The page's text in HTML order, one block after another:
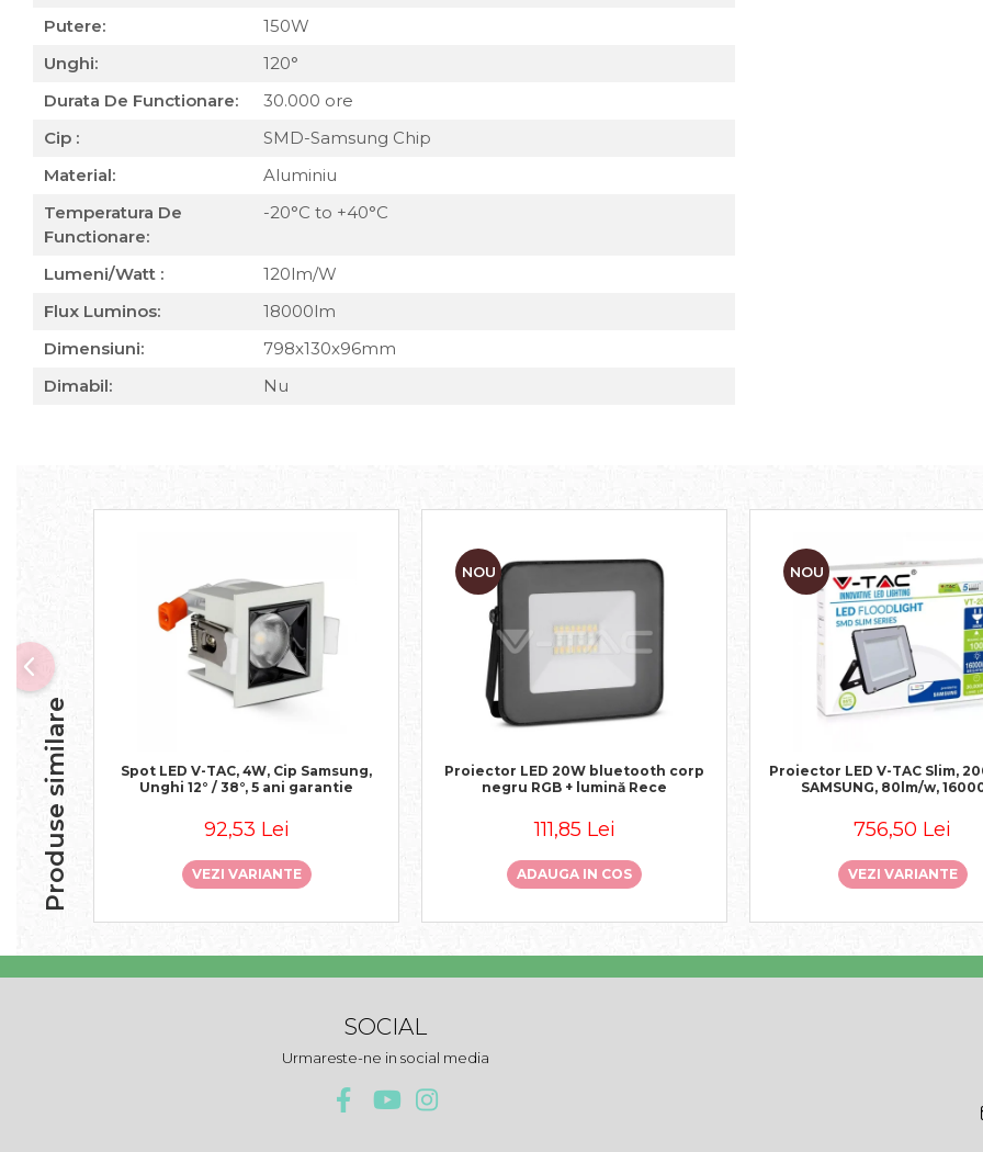
Putere:
150W
Unghi:
120°
Durata De Functionare:
30.000 ore
Cip :
SMD-Samsung Chip
Material:
Aluminiu
Temperatura De
Functionare:
-20°C to +40°C
Lumeni/Watt :
120lm/W
Flux Luminos:
18000lm
Dimensiuni:
798x130x96mm
Dimabil:
Nu
Produse similare
Spot LED V-TAC, 4W, Cip Samsung,
Unghi 12° / 38°, 5 ani garantie
92,53 Lei
VEZI VARIANTE
NOU
Proiector LED 20W bluetooth corp
negru RGB + lumină Rece
111,85 Lei
ADAUGA IN COS
NOU
Proiector LED V-TAC Slim,
SAMSUNG, 80lm/w,
756,50 Lei
VEZI VARIANTE
SOCIAL
Urmareste-ne in social media